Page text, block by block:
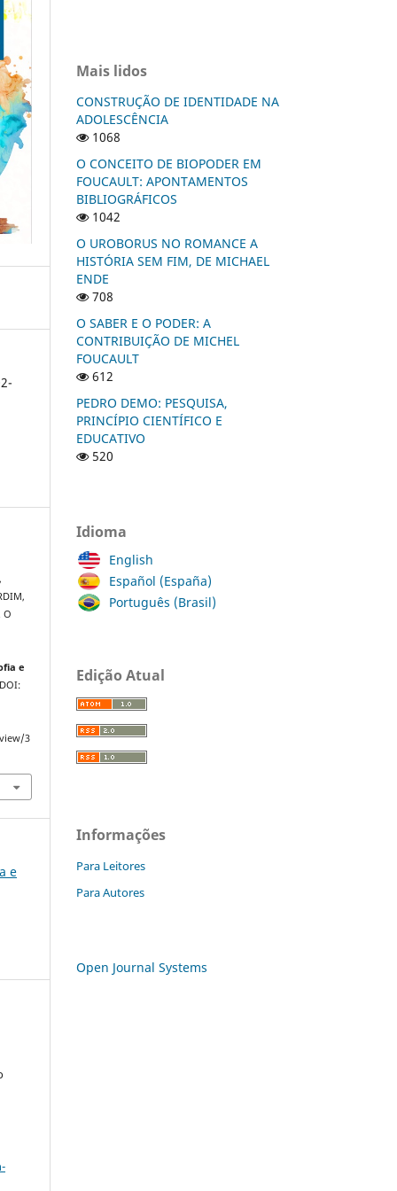
O
e
3
e
Mais lidos
CONSTRUÇÃO DE IDENTIDADE NA
ADOLESCÊNCIA
1068
O CONCEITO DE BIOPODER EM
FOUCAULT: APONTAMENTOS
BIBLIOGRÁFICOS
1042
O UROBORUS NO ROMANCE A
HISTÓRIA SEM FIM, DE MICHAEL
ENDE
708
O SABER E O PODER: A
CONTRIBUIÇÃO DE MICHEL
FOUCAULT
612
PEDRO DEMO: PESQUISA,
PRINCÍPIO CIENTÍFICO E
EDUCATIVO
520
Idioma
English
Español (España)
Português (Brasil)
Edição Atual
Informações
Para Leitores
Para Autores
Open Journal Systems